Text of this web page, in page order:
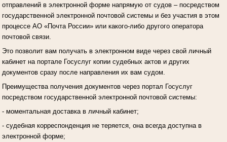
отправлений в электронной форме напрямую от судов – посредством
государственной электронной почтовой системы и без участия в этом
процессе АО «Почта России» или какого-либо другого оператора
почтовой связи.
Это позволит вам получать в электронном виде через свой личный
кабинет на портале Госуслуг копии судебных актов и других
документов сразу после направления их вам судом.
Преимущества получения документов через портал Госуслуг
посредством государственной электронной почтовой системы:
- моментальная доставка в личный кабинет;
- судебная корреспонденция не теряется, она всегда доступна в
электронной форме;